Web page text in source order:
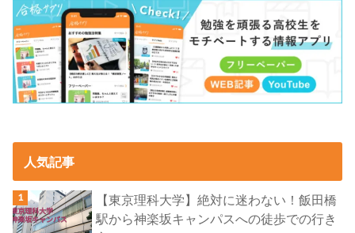
人気記事
【東京理科大学】絶対に迷わない！飯田橋
駅から神楽坂キャンパスへの徒歩での行き